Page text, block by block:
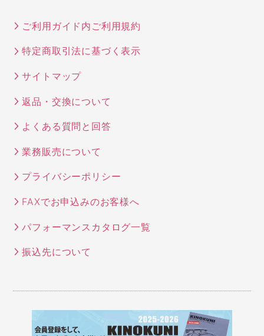
ご利用ガイド内ご利用規約
特定商取引法に基づく表示
サイトマップ
返品・交換について
よくある質問と回答
業務販売について
プライバシーポリシー
FAXでお申込みのお客様へ
パフォーマンスカタログ一覧
振込先について